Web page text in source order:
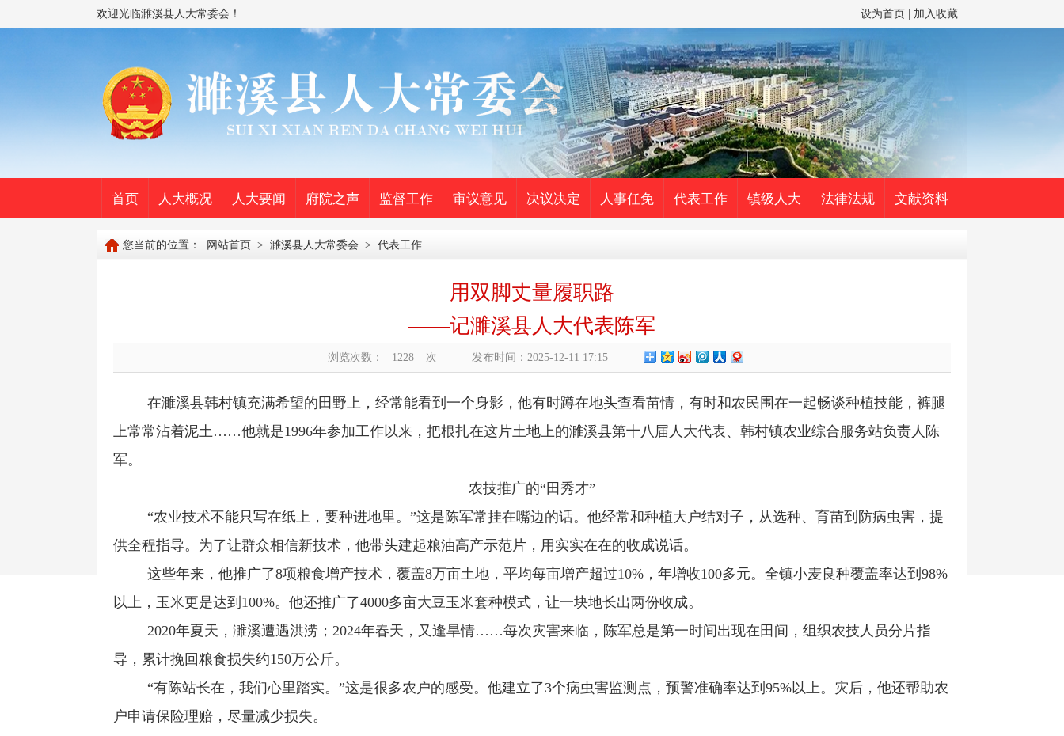
欢迎光临濉溪县人大常委会！ 设为首页 加入收藏
首页 人大概况 人大要闻 府院之声 监督工作 审议意见 决议决定 人事任免 代表工作 镇级人大 法律法规 文献资料
您当前的位置： 网站首页 > 濉溪县人大常委会 > 代表工作
用双脚丈量履职路
——记濉溪县人大代表陈军
浏览次数： 1228 次 发布时间：2025-12-11 17:15
在濉溪县韩村镇充满希望的田野上，经常能看到一个身影，他有时蹲在地头查看苗情，有时和农民围在一起畅谈种植技能，裤腿
上常常沾着泥土……他就是1996年参加工作以来，把根扎在这片土地上的濉溪县第十八届人大代表、韩村镇农业综合服务站负责人陈
军。
农技推广的“田秀才”
“农业技术不能只写在纸上，要种进地里。 ”这是陈军常挂在嘴边的话。他经常和种植大户结对子，从选种、育苗到防病虫害，提
供全程指导。为了让群众相信新技术，他带头建起粮油高产示范片，用实实在在的收成说话。
这些年来，他推广了8项粮食增产技术，覆盖8万亩土地，平均每亩增产超过10%，年增收100多元。全镇小麦良种覆盖率达到 98%
以上，玉米更是达到 100%。他还推广了4000多亩大豆玉米套种模式，让一块地长出两份收成。
2020年夏天，濉溪遭遇洪涝； 2024年春天，又逢旱情……每次灾害来临，陈军总是第一时间出现在田间，组织农技人员分片指
导，累计挽回粮食损失约150万公斤。
“有陈站长在，我们心里踏实。 ”这是很多农户的感受。他建立了3个病虫害监测点，预警准确率达到 95%以上。灾后，他还帮助农
户申请保险理赔，尽量减少损失。